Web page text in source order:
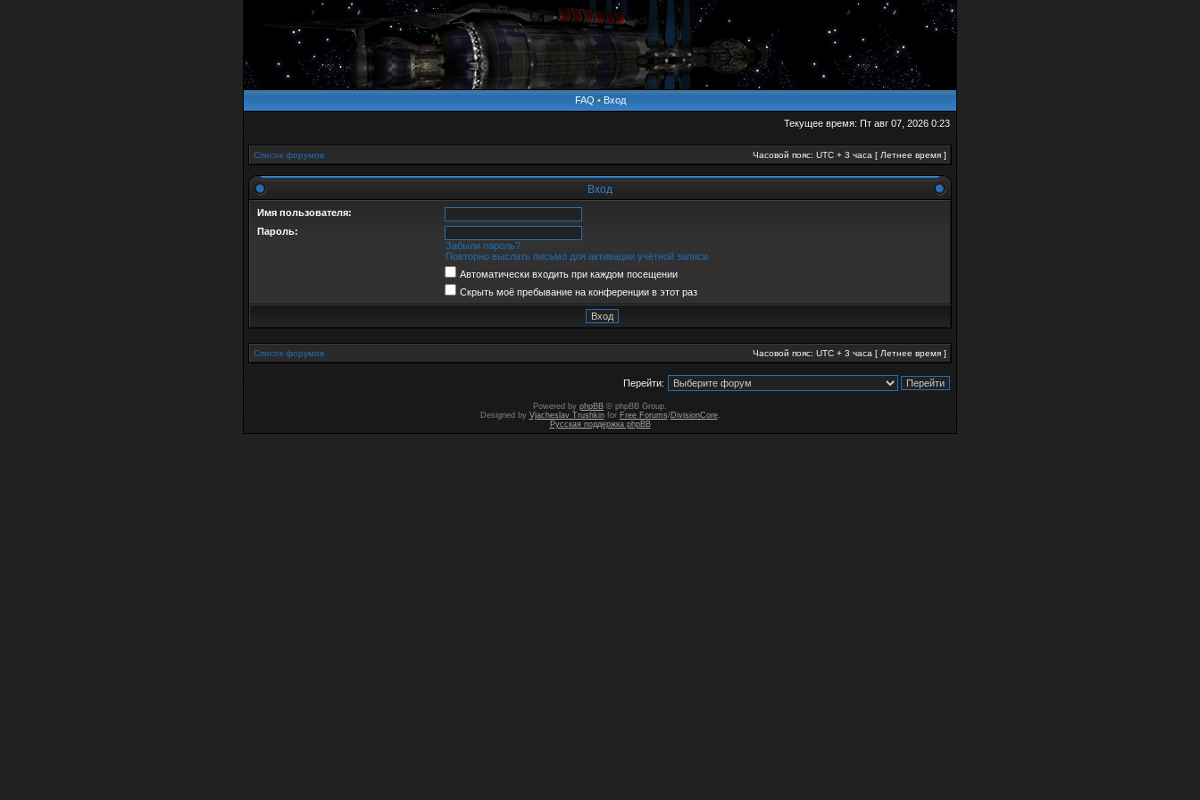
FAQ • Вход
Текущее время: Пт авг 07, 2026 0:23
Список форумов Часовой пояс: UTC + 3 часа [ Летнее время ]
Вход
Имя пользователя:
Пароль:
Забыли пароль?
Повторно выслать письмо для активации учётной записи
Автоматически входить при каждом посещении
Скрыть моё пребывание на конференции в этот раз
Список форумов Часовой пояс: UTC + 3 часа [ Летнее время ]
Перейти:
Powered by phpBB © phpBB Group.
Designed by Vjacheslav Trushkinfor Free Forums/DivisionCore.
Русская поддержка phpBB